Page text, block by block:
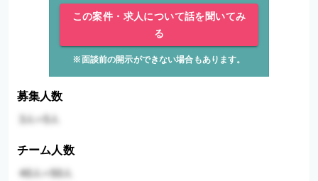
この案件・求人について話を聞いてみ
る
※面談前の開示ができない場合もあります。
募集人数
チーム人数